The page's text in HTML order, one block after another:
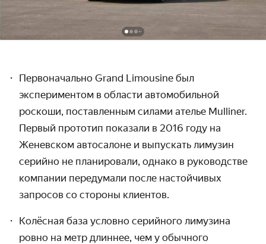
Первоначально Grand Limousine был
экспериментом в области автомобильной
роскоши, поставленным силами ателье Mulliner.
Первый прототип показали в 2016 году на
Женевском автосалоне и выпускать лимузин
серийно не планировали, однако в руководстве
компании передумали после настойчивых
запросов со стороны клиентов.
Колёсная база условно серийного лимузина
ровно на метр длиннее, чем у обычного